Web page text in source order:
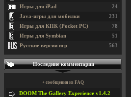
24
Игры для iPad
231
Java-игры для мобилки
78
Игры для КПК (Pocket PC)
51
Игры для Symbian
563
Русские версии игр
Последние комментарии
+ сообщения из FAQ
DOOM The Gallery Experience v1.4.2